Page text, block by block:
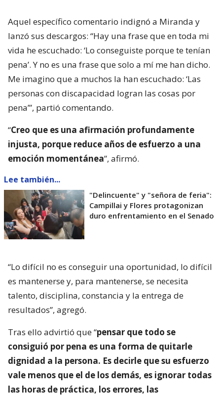
Aquel específico comentario indignó a Miranda y
lanzó sus descargos: “Hay una frase que en toda mi
vida he escuchado: ‘Lo conseguiste porque te tenían
pena’. Y no es una frase que solo a mí me han dicho.
Me imagino que a muchos la han escuchado: ‘Las
personas con discapacidad logran las cosas por
pena’”, partió comentando.
“Creo que es una afirmación profundamente
injusta, porque reduce años de esfuerzo a una
emoción momentánea”, afirmó.
Lee también...
"Delincuente" y "señora de feria":
Campillai y Flores protagonizan
duro enfrentamiento en el Senado
“Lo difícil no es conseguir una oportunidad, lo difícil
es mantenerse y, para mantenerse, se necesita
talento, disciplina, constancia y la entrega de
resultados”, agregó.
Tras ello advirtió que “pensar que todo se
consiguió por pena es una forma de quitarle
dignidad a la persona. Es decirle que su esfuerzo
vale menos que el de los demás, es ignorar todas
las horas de práctica, los errores, las